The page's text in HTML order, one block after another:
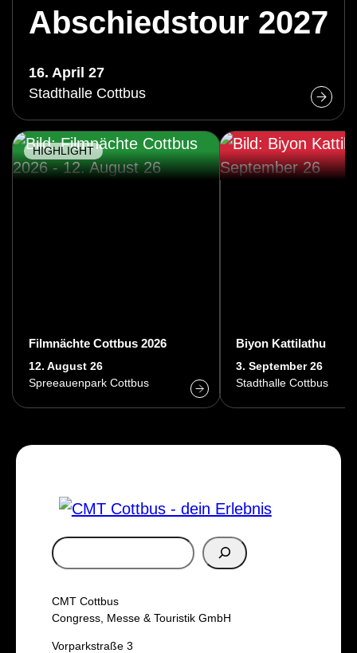
Abschiedstour 2027
16. April 27
Stadthalle Cottbus
HIGHLIGHT
Filmnächte Cottbus 2026
12. August 26
Spreeauenpark Cottbus
Biyon Kattilathu
3. September 26
Stadthalle Cottbus
S
u
c
h
e
CMT Cottbus
Congress, Messe & Touristik GmbH
Vorparkstraße 3